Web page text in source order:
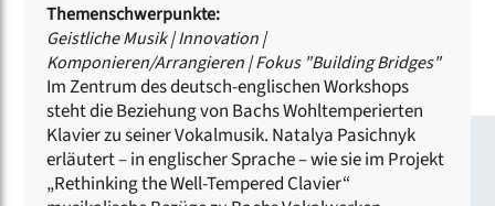
Themenschwerpunkte:
Geistliche Musik|Innovation|
Komponieren/Arrangieren|Fokus "Building Bridges"
Im Zentrum des deutsch-englischen Workshops
steht die Beziehung von Bachs Wohltemperierten
Klavier zu seiner Vokalmusik. Natalya Pasichnyk
erläutert – in englischer Sprache – wie sie im Projekt
„Rethinking the Well-Tempered Clavier“